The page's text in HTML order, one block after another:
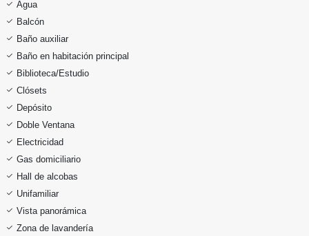
Agua
Balcón
Baño auxiliar
Baño en habitación principal
Biblioteca/Estudio
Clósets
Depósito
Doble Ventana
Electricidad
Gas domiciliario
Hall de alcobas
Unifamiliar
Vista panorámica
Zona de lavandería